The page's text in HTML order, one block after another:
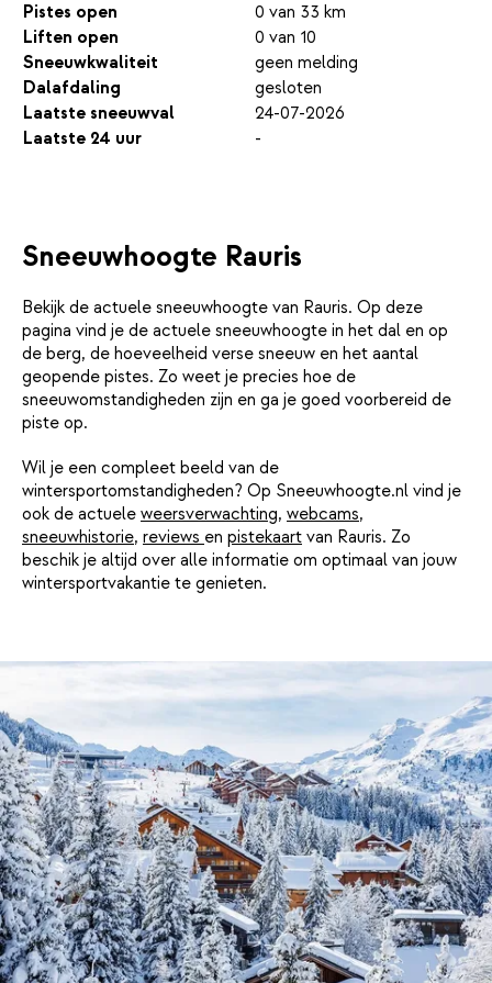
Pistes open
0 van 33 km
Liften open
0 van 10
Sneeuwkwaliteit
geen melding
Dalafdaling
gesloten
Laatste sneeuwval
24-07-2026
Laatste 24 uur
-
Sneeuwhoogte Rauris
Bekijk de actuele sneeuwhoogte van Rauris. Op deze
pagina vind je de actuele sneeuwhoogte in het dal en op
de berg, de hoeveelheid verse sneeuw en het aantal
geopende pistes. Zo weet je precies hoe de
sneeuwomstandigheden zijn en ga je goed voorbereid de
piste op.
Wil je een compleet beeld van de
wintersportomstandigheden? Op Sneeuwhoogte.nl vind je
ook de actuele weersverwachting, webcams,
sneeuwhistorie, reviews en pistekaart van Rauris. Zo
beschik je altijd over alle informatie om optimaal van jouw
wintersportvakantie te genieten.